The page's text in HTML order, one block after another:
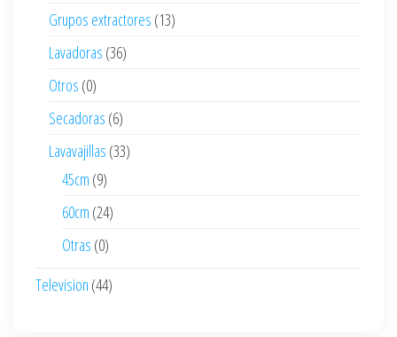
Grupos extractores (13)
Lavadoras (36)
Otros (0)
Secadoras (6)
Lavavajillas (33)
45cm (9)
60cm (24)
Otras (0)
Television (44)